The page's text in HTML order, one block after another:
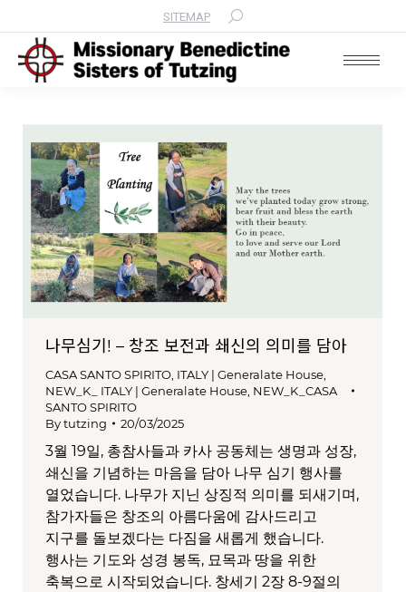
SITEMAP Search:
나무심기! – 창조 보전과 쇄신의 의미를 담아
CASA SANTO SPIRITO ITALY | Generalate House
NEW_K_ ITALY | Generalate House NEW_K_CASA
SANTO SPIRITO
Bytutzing 20/03/2025
3월 19일, 총참사들과 카사 공동체는 생명과 성장,
쇄신을 기념하는 마음을 담아 나무 심기 행사를
열었습니다. 나무가 지닌 상징적 의미를 되새기며,
참가자들은 창조의 아름다움에 감사드리고
지구를 돌보겠다는 다짐을 새롭게 했습니다.
행사는 기도와 성경 봉독, 묘목과 땅을 위한
축복으로 시작되었습니다. 창세기 2장 8-9절의